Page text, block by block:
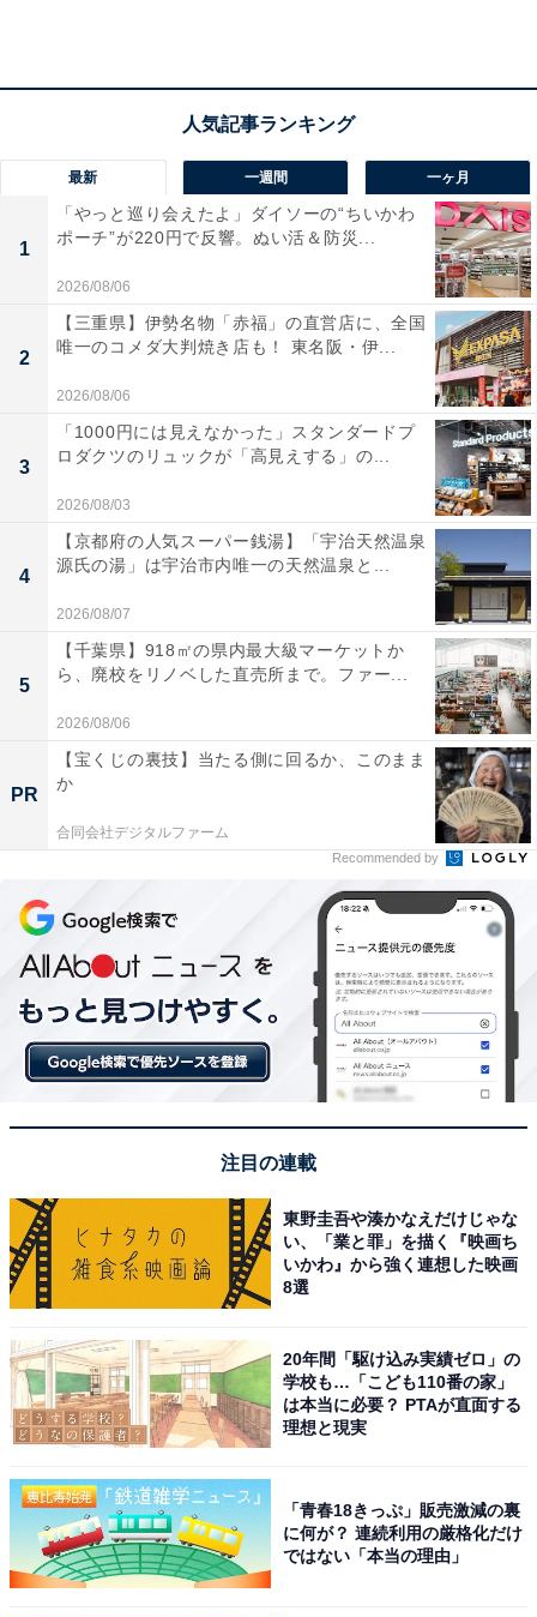
「5大リスクファクターとして知られているのは喫煙、
喫煙についてはもちろん禁煙を、家族歴はいかんともし
がたいことですが糖尿病や脂質異常症、高血圧は適切な
食事運動療法やお薬などでかなり調整できます。それ以
外のリスクファクターとして、慢性腎不全血液透析、肥
満、ストレス、競争的で過剰に活動的なタイプを指す
「A型性格」（心理用語であり血液型とは関連がありま
せん）、その他が挙げられます。それぞれ平素の健康管
理や定期検診あるいはきちんと治療を受けることで大事
に至らずにすむ確率がうんと上がります」
注意したい症状は？
米田氏によると、胸がしめ付けられるような症状が5分
以上続くときには要注意だという。
「しめつけられる痛みもさまざまなタイプがあります
に起こる危険なタイプもあります。心筋梗塞の発作は朝
方にピークがあることが知られています。なお症状は胸
以外に頚や腕に出たり、ときには上腹部にでることさえ
どに突然倒れて失神し、意識がなくなることもあり危険
です」
忙しくストレスの多い中で食生活も乱れがち、運動も不
足しがち、しかし甘いものなどが豊富にあり肥満になり
やすい現代人は虚血性心不全の予備軍と言えるので、平
素の健康管理と定期検診などを心がけてほしいと米田氏
最新 一週間 一ヶ月
1
「やっと巡り会えたよ」ダイソーの“ちいかわ
ポーチ”が220円で反響。ぬい活＆防災...
2026/08/06
2
【三重県】伊勢名物「赤福」の直営店に、全国
唯一のコメダ大判焼き店も！ 東名阪・伊...
2026/08/06
3
「1000円には見えなかった」スタンダードプ
ロダクツのリュックが「高見えする」の...
2026/08/03
4
【京都府の人気スーパー銭湯】「宇治天然温泉
源氏の湯」は宇治市内唯一の天然温泉と...
2026/08/07
5
【千葉県】918㎡の県内最大級マーケットか
ら、廃校をリノベした直売所まで。ファー...
2026/08/06
PR
【宝くじの裏技】当たる側に回るか、このまま
か
合同会社デジタルファーム
Recommended by
注目の連載
東野圭吾や湊かなえだけじゃな
い、「業と罪」を描く『映画ち
いかわ』から強く連想した映画
8選
20年間「駆け込み実績ゼロ」の
学校も…「こども110番の家」
は本当に必要？ PTAが直面する
理想と現実
「青春18きっぷ」販売激減の裏
に何が？ 連続利用の厳格化だけ
ではない「本当の理由」